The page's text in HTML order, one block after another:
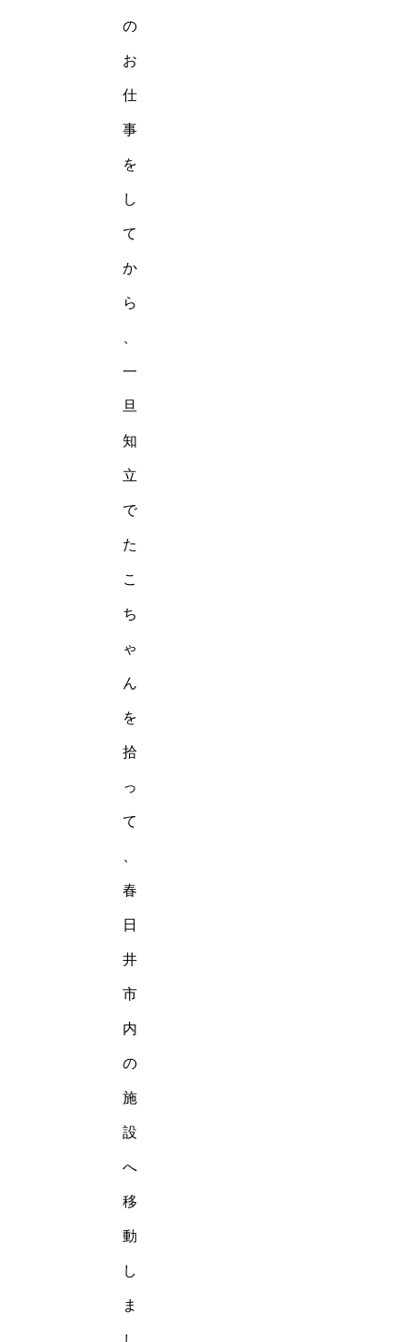
の
お
仕
事
を
し
て
か
ら
一
旦
知
立
で
た
こ
ち
ゃ
ん
を
拾
っ
て
春
日
井
市
内
の
施
設
へ
移
動
し
ま